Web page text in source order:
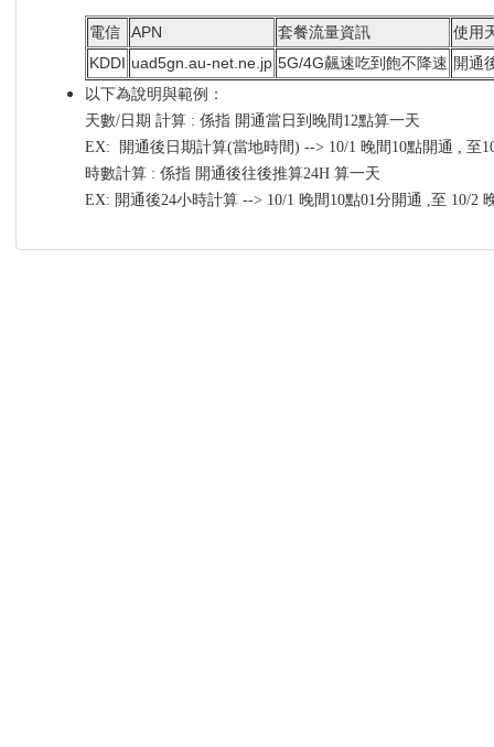
電信 APN 套餐流量資訊
使用
KDDI uad5gn.au-net.ne.jp 5G/4G飆速吃到飽不降速 開通
以下為說明與範例：
天數/日期 計算 : 係指 開通當日到晚間12點算一天
EX: 開通後日期計算(當地時間) --> 10/1 晚間10點開通 , 至
時數計算 : 係指 開通後往後推算24H 算一天
EX: 開通後24小時計算 --> 10/1 晚間10點01分開通 ,至 10/2